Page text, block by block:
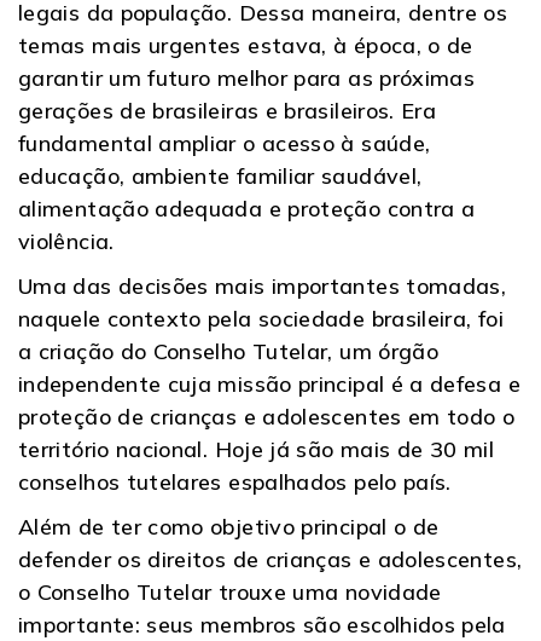
legais da população. Dessa maneira, dentre os
temas mais urgentes estava, à época, o de
garantir um futuro melhor para as próximas
gerações de brasileiras e brasileiros. Era
fundamental ampliar o acesso à saúde,
educação, ambiente familiar saudável,
alimentação adequada e proteção contra a
violência.
Uma das decisões mais importantes tomadas,
naquele contexto pela sociedade brasileira, foi
a criação do Conselho Tutelar, um órgão
independente cuja missão principal é a defesa e
proteção de crianças e adolescentes em todo o
território nacional. Hoje já são mais de 30 mil
conselhos tutelares espalhados pelo país.
Além de ter como objetivo principal o de
defender os direitos de crianças e adolescentes,
o Conselho Tutelar trouxe uma novidade
importante: seus membros são escolhidos pela